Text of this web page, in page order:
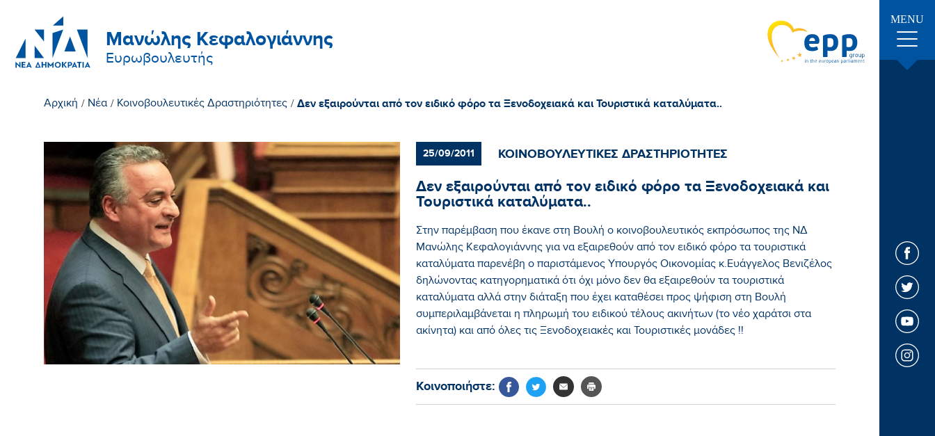
Μανώλης Κεφαλογιάννης
Ευρωβουλευτής
MENU
Αρχική / Νέα / Κοινοβουλευτικές Δραστηριότητες / Δεν εξαιρούνται από τον ειδικό φόρο τα Ξενοδοχειακά και Τουριστικά καταλύματα..
25/09/2011 ΚΟΙΝΟΒΟΥΛΕΥΤΙΚΕΣ ΔΡΑΣΤΗΡΙΟΤΗΤΕΣ
Δεν εξαιρούνται από τον ειδικό φόρο τα Ξενοδοχειακά και
Τουριστικά καταλύματα..
Στην παρέμβαση που έκανε στη Βουλή ο κοινοβουλευτικός εκπρόσωπος της ΝΔ
Μανώλης Κεφαλογιάννης για να εξαιρεθούν από τον ειδικό φόρο τα τουριστικά
καταλύματα παρενέβη ο παριστάμενος Υπουργός Οικονομίας κ.Ευάγγελος Βενιζέλος
δηλώνοντας κατηγορηματικά ότι όχι μόνο δεν θα εξαιρεθούν τα τουριστικά
καταλύματα αλλά στην διάταξη που έχει καταθέσει προς ψήφιση στη Βουλή
συμπεριλαμβάνεται η πληρωμή του ειδικού τέλους ακινήτων (το νέο χαράτσι στα
ακίνητα) και από όλες τις Ξενοδοχειακές και Τουριστικές μονάδες !!
Κοινοποιήστε: